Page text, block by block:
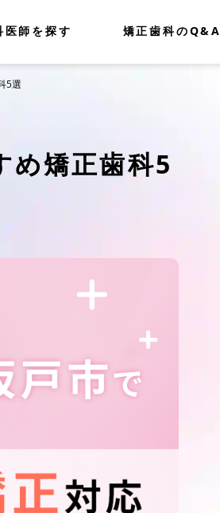
医師を探す 矯正歯科のQ&A
5選
め矯正歯科5